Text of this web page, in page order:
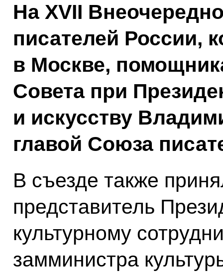
На XVII
писателей России,
в Москве,
Совета при
и искусству
главой Союза
В съезде также
представитель
культурному
замминистра